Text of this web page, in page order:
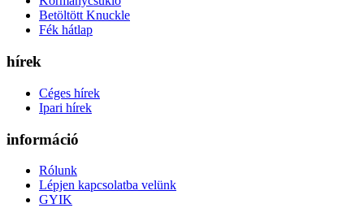
Betöltött Knuckle
Fék hátlap
hírek
Céges hírek
Ipari hírek
információ
Rólunk
Lépjen kapcsolatba velünk
GYIK